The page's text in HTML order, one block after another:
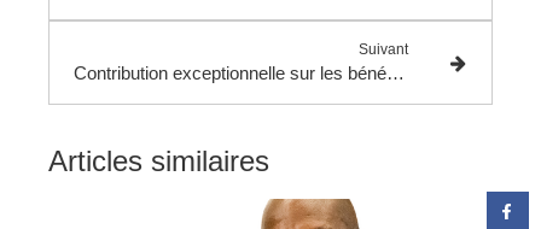
Suivant
Contribution exceptionnelle sur les bénéfices des grandes entreprises.
Articles similaires